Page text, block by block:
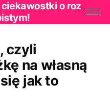
o roz
czyli
na własną
jak to